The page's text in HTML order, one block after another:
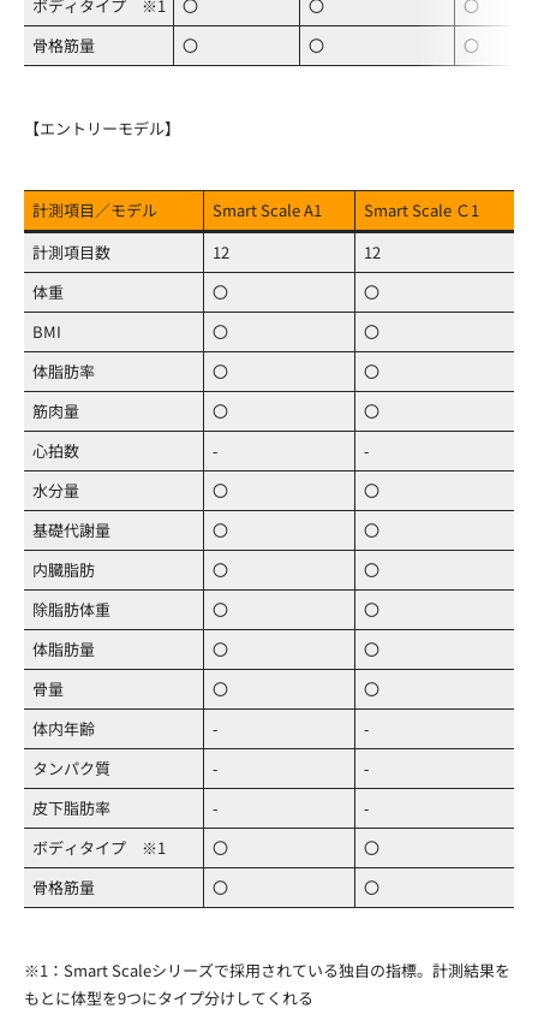
ボディタイプ ※1 〇 〇
〇
骨格筋量
〇 〇 〇
【エントリーモデル】
計測項目／モデル Smart Scale A1
Smart Scale Ｃ1
計測項目数
12
12
体重
〇
〇
BMI
〇
〇
体脂肪率
〇
〇
筋肉量
〇
〇
心拍数
‐
‐
水分量
〇
〇
基礎代謝量
〇
〇
内臓脂肪
〇
〇
除脂肪体重
〇
〇
体脂肪量
〇
〇
骨量
〇
〇
体内年齢
‐
‐
タンパク質
‐
‐
皮下脂肪率
‐
‐
ボディタイプ ※1
〇
〇
骨格筋量
〇 〇
※1：Smart Scaleシリーズで採用されている独自の指標。計測結果を
もとに体型を9つにタイプ分けしてくれる